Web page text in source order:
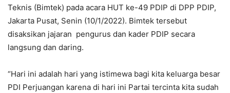
Teknis (Bimtek) pada acara HUT ke-49 PDIP di DPP PDIP,
Jakarta Pusat, Senin (10/1/2022). Bimtek tersebut
disaksikan jajaran pengurus dan kader PDIP secara
langsung dan daring.
“Hari ini adalah hari yang istimewa bagi kita keluarga besar
PDI Perjuangan karena di hari ini Partai tercinta kita sudah